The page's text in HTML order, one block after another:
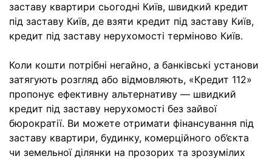
заставу квартири сьогодні Київ, швидкий кредит
під заставу Київ, де взяти кредит під заставу Київ,
кредит під заставу нерухомості терміново Київ.
Коли кошти потрібні негайно, а банківські установи
затягують розгляд або відмовляють, «Кредит 112»
пропонує ефективну альтернативу — швидкий
кредит під заставу нерухомості без зайвої
бюрократії. Ви можете отримати фінансування під
заставу квартири, будинку, комерційного об’єкта
чи земельної ділянки на прозорих та зрозумілих